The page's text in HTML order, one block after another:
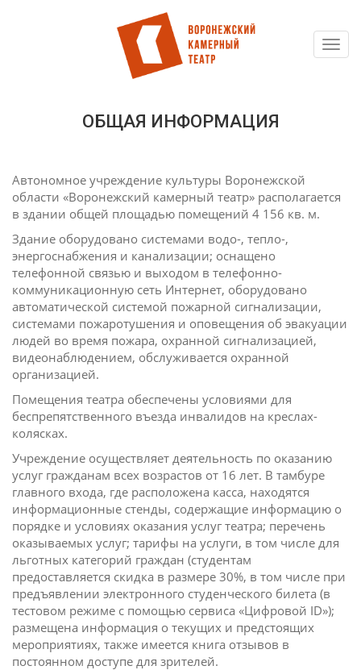
ОБЩАЯ ИНФОРМАЦИЯ
Автономное учреждение культуры Воронежской
области «Воронежский камерный театр» располагается
в здании общей площадью помещений 4 156 кв. м.
Здание оборудовано системами водо-, тепло-,
энергоснабжения и канализации; оснащено
телефонной связью и выходом в телефонно-
коммуникационную сеть Интернет, оборудовано
автоматической системой пожарной сигнализации,
системами пожаротушения и оповещения об эвакуации
людей во время пожара, охранной сигнализацией,
видеонаблюдением, обслуживается охранной
организацией.
Помещения театра обеспечены условиями для
беспрепятственного въезда инвалидов на креслах-
колясках.
Учреждение осуществляет деятельность по оказанию
услуг гражданам всех возрастов от 16 лет. В тамбуре
главного входа, где расположена касса, находятся
информационные стенды, содержащие информацию о
порядке и условиях оказания услуг театра; перечень
оказываемых услуг; тарифы на услуги, в том числе для
льготных категорий граждан (студентам
предоставляется скидка в размере 30%, в том числе при
предъявлении электронного студенческого билета (в
тестовом режиме с помощью сервиса «Цифровой ID»);
размещена информация о текущих и предстоящих
мероприятиях, также имеется книга отзывов в
постоянном доступе для зрителей.